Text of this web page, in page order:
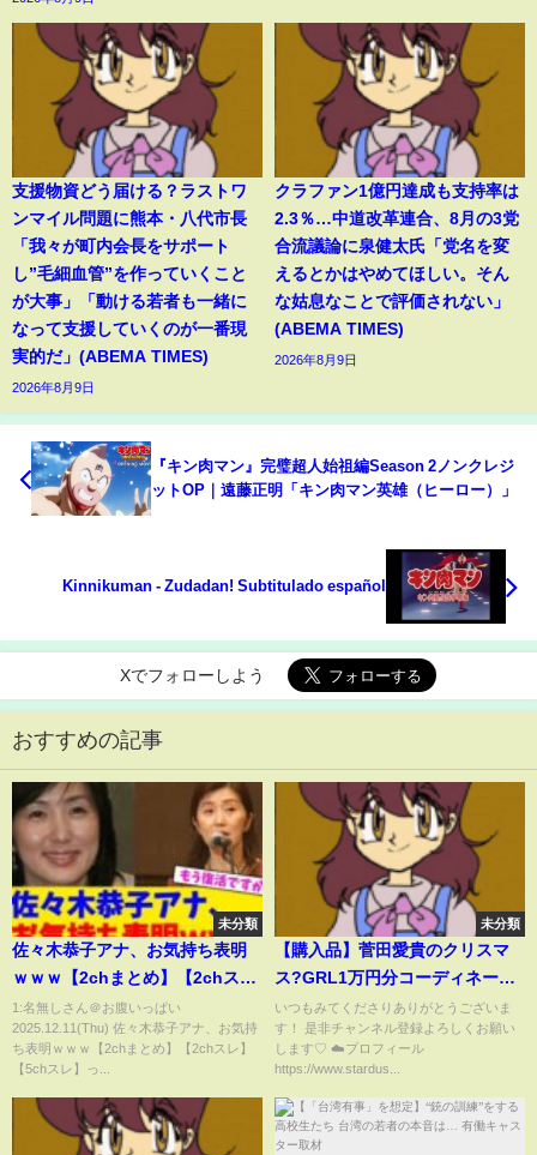
支援物資どう届ける？ラストワ
ンマイル問題に熊本・八代市長
「我々が町内会長をサポート
し”毛細血管”を作っていくこと
が大事」「動ける若者も一緒に
なって支援していくのが一番現
実的だ」(ABEMA TIMES)
2026年8月9日
クラファン1億円達成も支持率は
2.3％…中道改革連合、8月の3党
合流議論に泉健太氏「党名を変
えるとかはやめてほしい。そん
な姑息なことで評価されない」
(ABEMA TIMES)
2026年8月9日
『キン肉マン』完璧超人始祖編Season 2ノンクレジ
ットOP｜遠藤正明「キン肉マン英雄（ヒーロー）」
Kinnikuman - Zudadan! Subtitulado español
Xでフォローしよう
おすすめの記事
未分類
佐々木恭子アナ、お気持ち表明
ｗｗｗ【2chまとめ】【2chス
レ】【5chスレ】
1:名無しさん＠お腹いっぱい
2025.12.11(Thu) 佐々木恭子アナ、お気持
ち表明ｗｗｗ【2chまとめ】【2chスレ】
【5chスレ】っ...
未分類
【購入品】菅田愛貴のクリスマ
ス?GRL1万円分コーディネート
紹介❄️
いつもみてくださりありがとうございま
す！ 是非チャンネル登録よろしくお願い
します♡ ☁️プロフィール
https://www.stardus...